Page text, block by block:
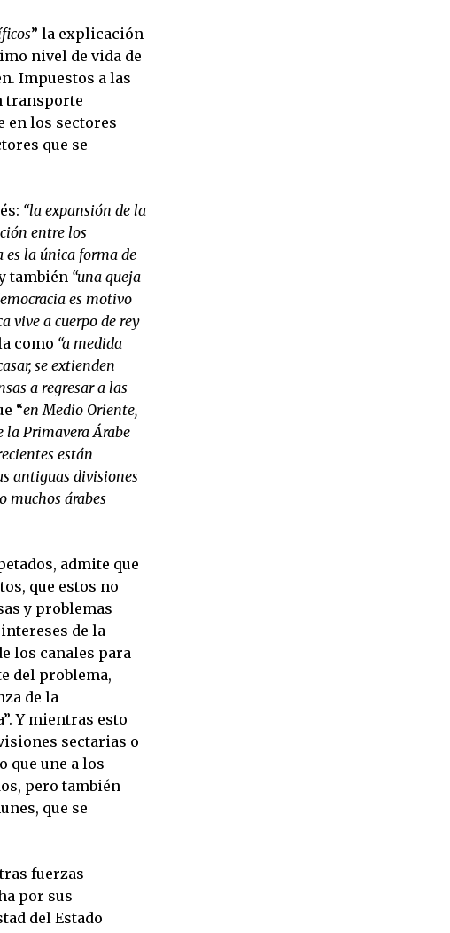
” la explicación
nivel de vida de
Impuestos a las
transporte
en los sectores
que se
“la expansión de la
entre los
es la única forma de
también “una queja
es motivo
vive a cuerpo de rey
como “a medida
se extienden
a regresar a las
“en Medio Oriente,
la Primavera Árabe
están
antiguas divisiones
muchos árabes
admite que
que estos no
y problemas
de la
los canales para
del problema,
de la
Y mientras esto
sectarias o
que une a los
pero también
que se
fuerzas
por sus
del Estado